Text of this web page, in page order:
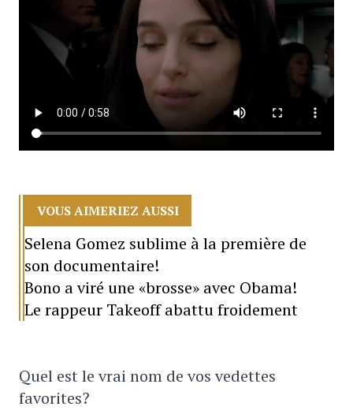
VOUS AIMERIEZ AUSSI
Selena Gomez sublime à la première de
son documentaire!
Bono a viré une «brosse» avec Obama!
Le rappeur Takeoff abattu froidement
Quel est le vrai nom de vos vedettes
favorites?